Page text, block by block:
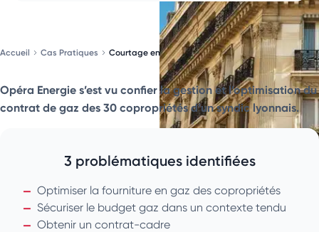
Accueil Cas Pratiques Courtage en gaz pour un syndic de copropriétés
Opéra Energie s’est vu confier la gestion et l’optimisation du
contrat de gaz des 30 copropriétés d’un syndic lyonnais.
3 problématiques identifiées
Optimiser la fourniture en gaz des copropriétés
Sécuriser le budget gaz dans un contexte tendu
Obtenir un contrat-cadre